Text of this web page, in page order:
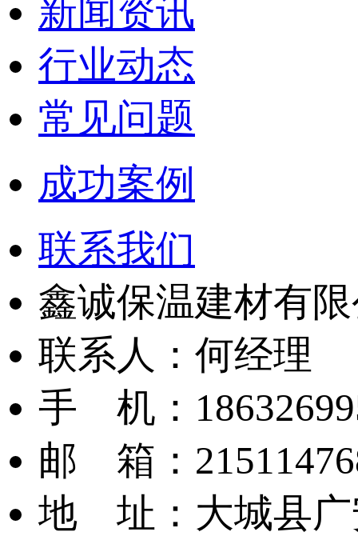
新闻资讯
行业动态
常见问题
成功案例
联系我们
鑫诚保温建材有
联系人：‬何经理
手 机：
邮 箱：‬
地 址：大城县广